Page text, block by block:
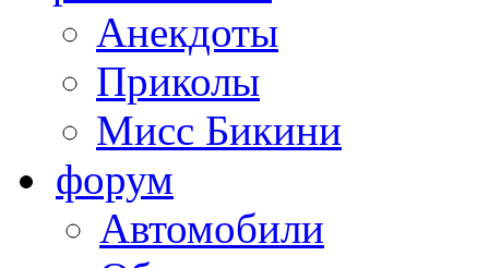
Анекдоты
Приколы
Мисс Бикини
форум
Автомобили